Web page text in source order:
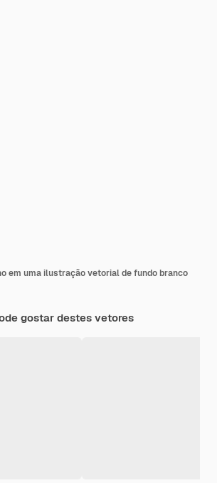
em uma ilustração vetorial de fundo branco
gostar destes vetores